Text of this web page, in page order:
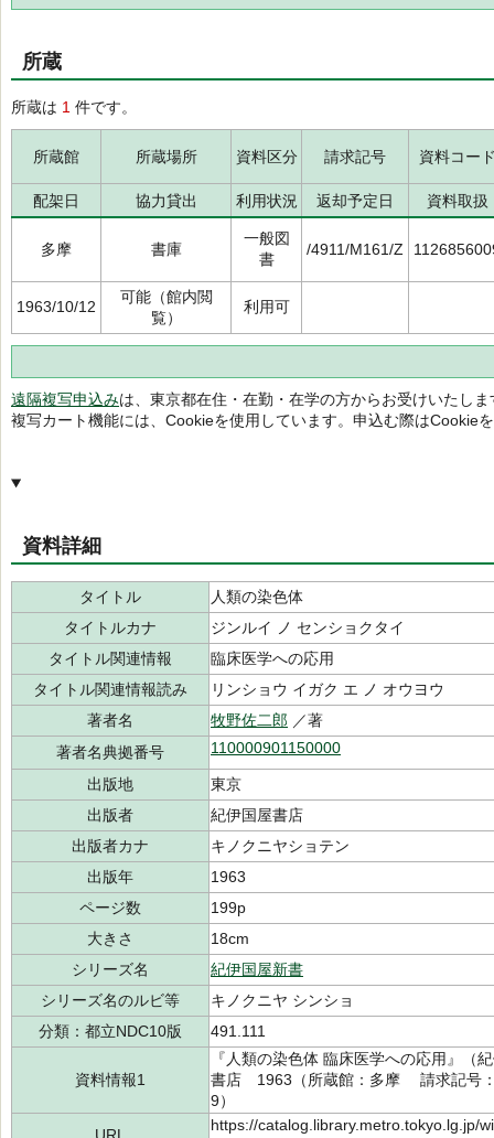
所蔵
所蔵は 1 件です。
所蔵館 所蔵場所 資料区分 請求記号 資料コー
配架日 協力貸出 利用状況 返却予定日 資料取扱
多摩 書庫
一般図
書
/4911/M161/Z
1963/10/12
可能（館内閲
覧）
利用可
遠隔複写申込みは、東京都在住・在勤・在学の方からお受けいたしま
複写カート機能には、Cookieを使用しています。申込む際はCookie
資料詳細
タイトル
人類の染色体
タイトルカナ
ジンルイ ノ センショクタイ
タイトル関連情報
臨床医学への応用
タイトル関連情報読み
リンショウ イガク エ ノ オウヨウ
著者名
牧野佐二郎 ／著
著者名典拠番号
110000901150000
出版地
東京
出版者
紀伊国屋書店
出版者カナ
キノクニヤショテン
出版年
1963
ページ数
199p
大きさ
18cm
シリーズ名
紀伊国屋新書
シリーズ名のルビ等
キノクニヤ シンショ
分類：都立NDC10版
491.111
資料情報1
『人類の染色体 臨床医学への応用』
書店 1963（所蔵館：多摩 請求記号
9）
https://catalog.library.metro.tokyo.lg.jp/